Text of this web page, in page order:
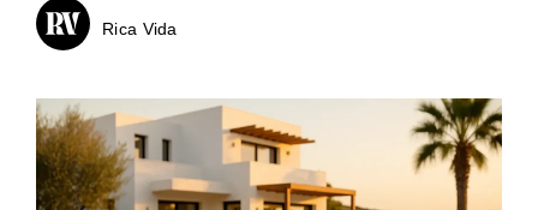
Rica Vida